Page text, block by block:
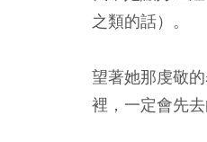
之類的話）。
望著她那虔敬
裡，一定會先去